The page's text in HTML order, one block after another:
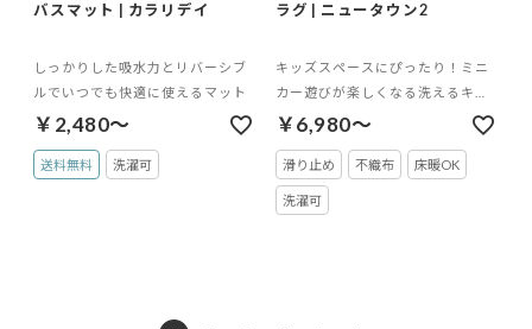
バスマット | カラリデイ
しっかりした吸水力とリバーシブ
ルでいつでも快適に使えるマット
￥2,480～
送料無料 洗濯可
ラグ | ニュータウン2
キッズスペースにぴったり！ミニ
カー遊びが楽しくなる洗えるキッ
ズラグ
￥6,980～
滑り止め 不織布 床暖OK
洗濯可